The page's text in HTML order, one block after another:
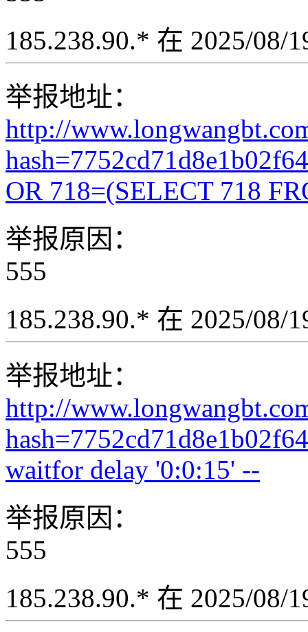
185.238.90.* 在 2025/08/
举报地址：
http://
OR 718=(SELECT 718
举报原因：
555
185.238.90.* 在 2025/08/
举报地址：
http://
waitfor delay '0:0:15' --
举报原因：
555
185.238.90.* 在 2025/08/